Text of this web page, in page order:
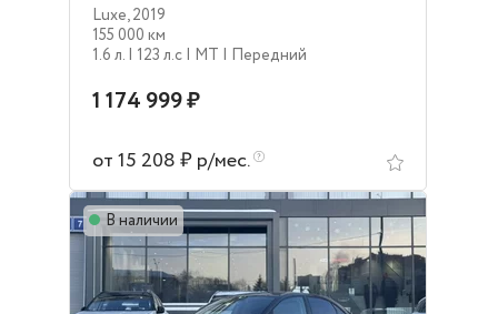
Luxe,2019
155 000 км
1.6 л. | 123 л.c | MT | Передний
1 174 999 ₽
от 15 208 ₽ р/мес.
В наличии